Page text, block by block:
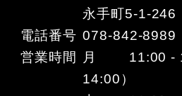
永手町5-1-246
電話番号 078-842-8989
営業時間
月 11:00 -
14:00）